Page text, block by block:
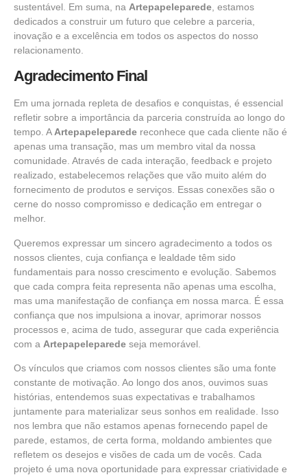
sustentável. Em suma, na Artepapeleparede , estamos
dedicados a construir um futuro que celebre a parceria,
inovação e a excelência em todos os aspectos do nosso
relacionamento.
Agradecimento Final
Em uma jornada repleta de desafios e conquistas, é essencial
refletir sobre a importância da parceria construída ao longo do
tempo. A Artepapeleparede reconhece que cada cliente não é
apenas uma transação, mas um membro vital da nossa
comunidade. Através de cada interação, feedback e projeto
realizado, estabelecemos relações que vão muito além do
fornecimento de produtos e serviços. Essas conexões são o
cerne do nosso compromisso e dedicação em entregar o
melhor.
Queremos expressar um sincero agradecimento a todos os
nossos clientes, cuja confiança e lealdade têm sido
fundamentais para nosso crescimento e evolução. Sabemos
que cada compra feita representa não apenas uma escolha,
mas uma manifestação de confiança em nossa marca. É essa
confiança que nos impulsiona a inovar, aprimorar nossos
processos e, acima de tudo, assegurar que cada experiência
com a Artepapeleparede seja memorável.
Os vínculos que criamos com nossos clientes são uma fonte
constante de motivação. Ao longo dos anos, ouvimos suas
histórias, entendemos suas expectativas e trabalhamos
juntamente para materializar seus sonhos em realidade. Isso
nos lembra que não estamos apenas fornecendo papel de
parede, estamos, de certa forma, moldando ambientes que
refletem os desejos e visões de cada um de vocês. Cada
projeto é uma nova oportunidade para expressar criatividade e